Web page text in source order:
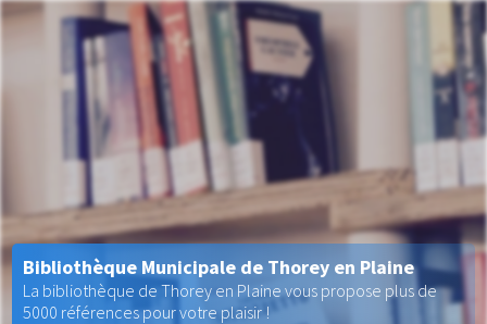
Bibliothèque Municipale de Thorey en Plaine
La bibliothèque de Thorey en Plaine vous propose plus de
5000 références pour votre plaisir !